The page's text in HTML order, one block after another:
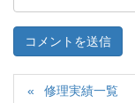
修理実績一覧